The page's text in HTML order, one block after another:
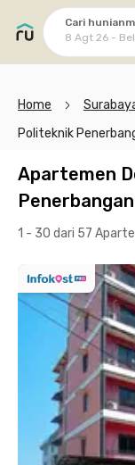
Cari
8 Agt 26 -
Home
Politeknik
Apartemen
1 - 30 dari 57